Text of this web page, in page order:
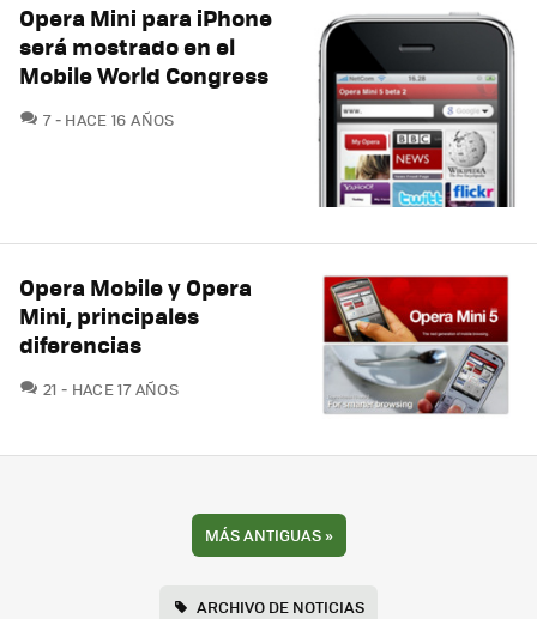
Opera Mini para iPhone
será mostrado en el
Mobile World Congress
7COMENTARIOS
HACE 16 AÑOS
Opera Mobile y Opera
Mini, principales
diferencias
21 COMENTARIOS
HACE 17 AÑOS
MÁS ANTIGUAS»
ARCHIVO DE NOTICIAS